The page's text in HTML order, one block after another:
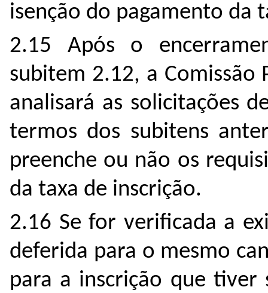
isenção do pagamento da
2.15 Após o
subitem 2.12, a Comissão
analisará as solicitações
termos dos subitens
preenche ou não os
da taxa de inscrição.
2.16 Se for verificada a
deferida para o mesmo
para a inscrição que